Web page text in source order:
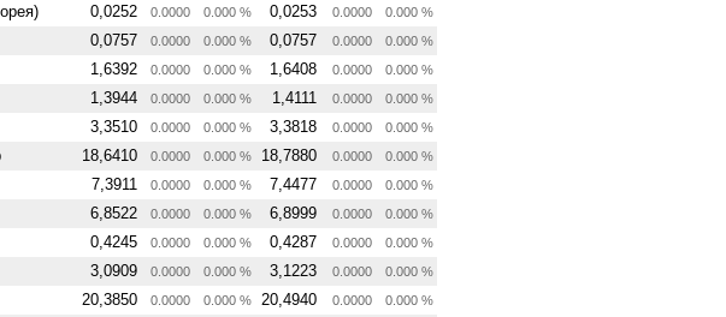
0,0252 0.0000 0.000 % 0,0253 0.0000 0.000 %
0,0757 0.0000 0.000 % 0,0757 0.0000 0.000 %
1,6392 0.0000 0.000 % 1,6408 0.0000 0.000 %
1,3944 0.0000 0.000 % 1,4111 0.0000 0.000 %
3,3510 0.0000 0.000 % 3,3818 0.0000 0.000 %
18,6410 0.0000 0.000 % 18,7880 0.0000 0.000 %
7,3911 0.0000 0.000 % 7,4477 0.0000 0.000 %
6,8522 0.0000 0.000 % 6,8999 0.0000 0.000 %
0,4245 0.0000 0.000 % 0,4287 0.0000 0.000 %
3,0909 0.0000 0.000 % 3,1223 0.0000 0.000 %
20,3850 0.0000 0.000 % 20,4940 0.0000 0.000 %